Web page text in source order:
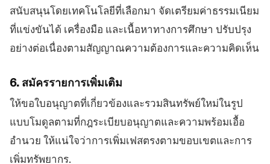
สนับสนุนโดยเทคโนโลยีที่เลือกมา จัดเตรียมค่าธรรมเนียม
ที่แข่งขันได้ เครื่องมือ และเนื้อหาทางการศึกษา ปรับปรุง
อย่างต่อเนื่องตามสัญญาณความต้องการและความคิดเห็น
6. สมัครรายการเพิ่มเติม
ให้ขอใบอนุญาตที่เกี่ยวข้องและรวมสินทรัพย์ใหม่ในรูป
แบบโมดูลตามที่กฎระเบียบอนุญาตและความพร้อมเอื้อ
อำนวย ให้แน่ใจว่าการเพิ่มเฟสตรงตามขอบเขตและการ
เพิ่มทรัพยากร.